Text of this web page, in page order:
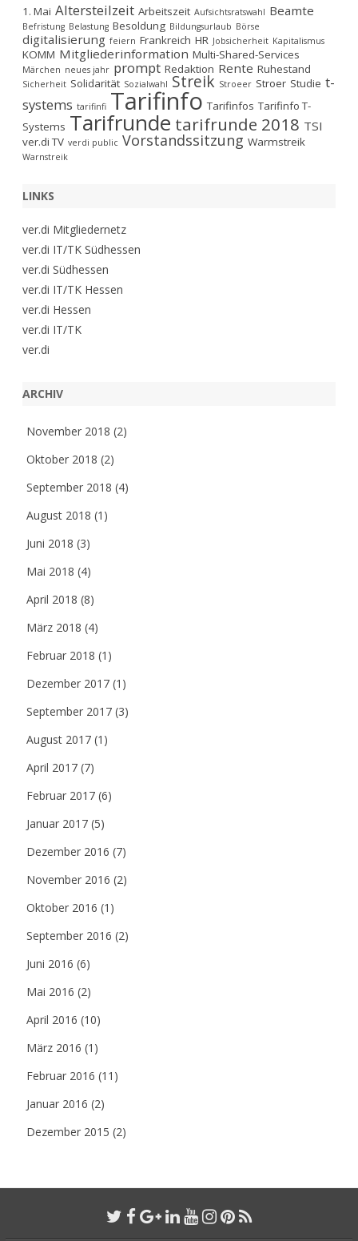
1. Mai Altersteilzeit Arbeitszeit Aufsichtsratswahl Beamte
Befristung Belastung Besoldung Bildungsurlaub Börse
digitalisierung feiern Frankreich HR Jobsicherheit Kapitalismus
KOMM Mitgliederinformation Multi-Shared-Services
Märchen neues jahr prompt Redaktion Rente Ruhestand
Sicherheit Solidarität Sozialwahl Streik Stroeer Stroer Studie t-
systems tarifinfi Tarifinfo Tarifinfos Tarifinfo T-
Systems Tarifrunde tarifrunde 2018 TSI
ver.di TV verdi public Vorstandssitzung Warmstreik
Warnstreik
LINKS
ver.di Mitgliedernetz
ver.di IT/TK Südhessen
ver.di Südhessen
ver.di IT/TK Hessen
ver.di Hessen
ver.di IT/TK
ver.di
ARCHIV
November 2018 (2)
Oktober 2018 (2)
September 2018 (4)
August 2018 (1)
Juni 2018 (3)
Mai 2018 (4)
April 2018 (8)
März 2018 (4)
Februar 2018 (1)
Dezember 2017 (1)
September 2017 (3)
August 2017 (1)
April 2017 (7)
Februar 2017 (6)
Januar 2017 (5)
Dezember 2016 (7)
November 2016 (2)
Oktober 2016 (1)
September 2016 (2)
Juni 2016 (6)
Mai 2016 (2)
April 2016 (10)
März 2016 (1)
Februar 2016 (11)
Januar 2016 (2)
Dezember 2015 (2)